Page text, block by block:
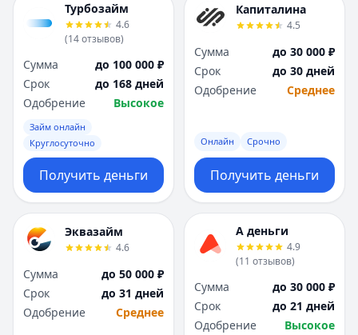
Турбозайм
4.6
(14отзывов)
Сумма
до 100 000 ₽
Срок
до 168 дней
Одобрение
Высокое
Займ онлайн
Круглосуточно
Получить деньги
Капиталина
4.5
Сумма
до 30 000 ₽
Срок
до 30 дней
Одобрение
Среднее
Онлайн Срочно
Получить деньги
Эквазайм
4.6
Сумма
до 50 000 ₽
Срок
до 31 дней
Одобрение
Среднее
А деньги
4.9
(11 отзывов)
Сумма
до 30 000 ₽
Срок
до 21 дней
Одобрение
Высокое